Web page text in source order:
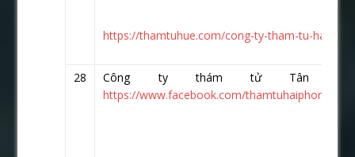
https://thamtuhue.com/cong-ty-tham-tu-hai-
28
Công ty thám tử Tân
https://www.facebook.com/thamtuhaiphong.vn/